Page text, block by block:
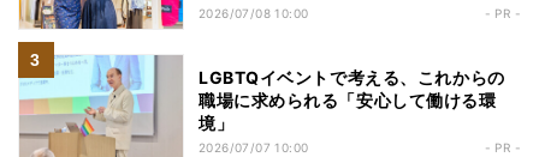
2026/07/08 10:00 - PR -
LGBTQイベントで考える、これからの
職場に求められる「安心して働ける環
境」
2026/07/07 10:00 - PR -